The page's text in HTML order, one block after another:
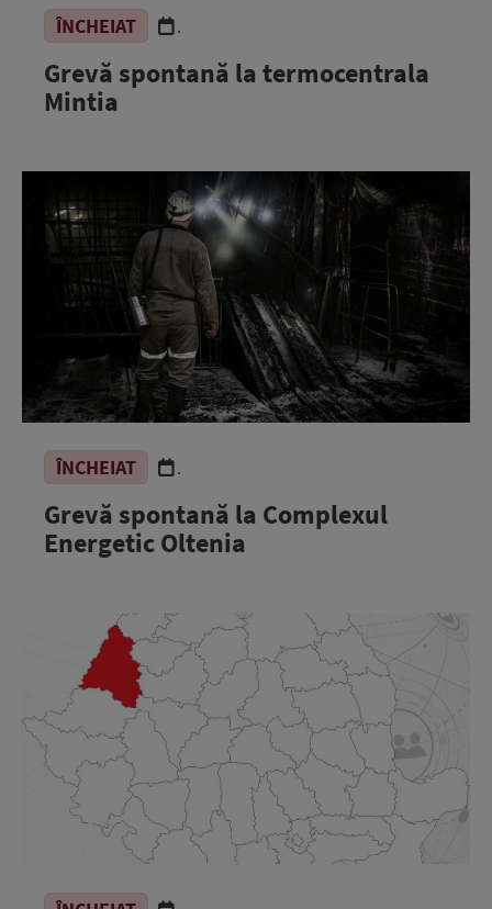
ÎNCHEIAT .
Grevă spontană la termocentrala
Mintia
ÎNCHEIAT .
Grevă spontană la Complexul
Energetic Oltenia